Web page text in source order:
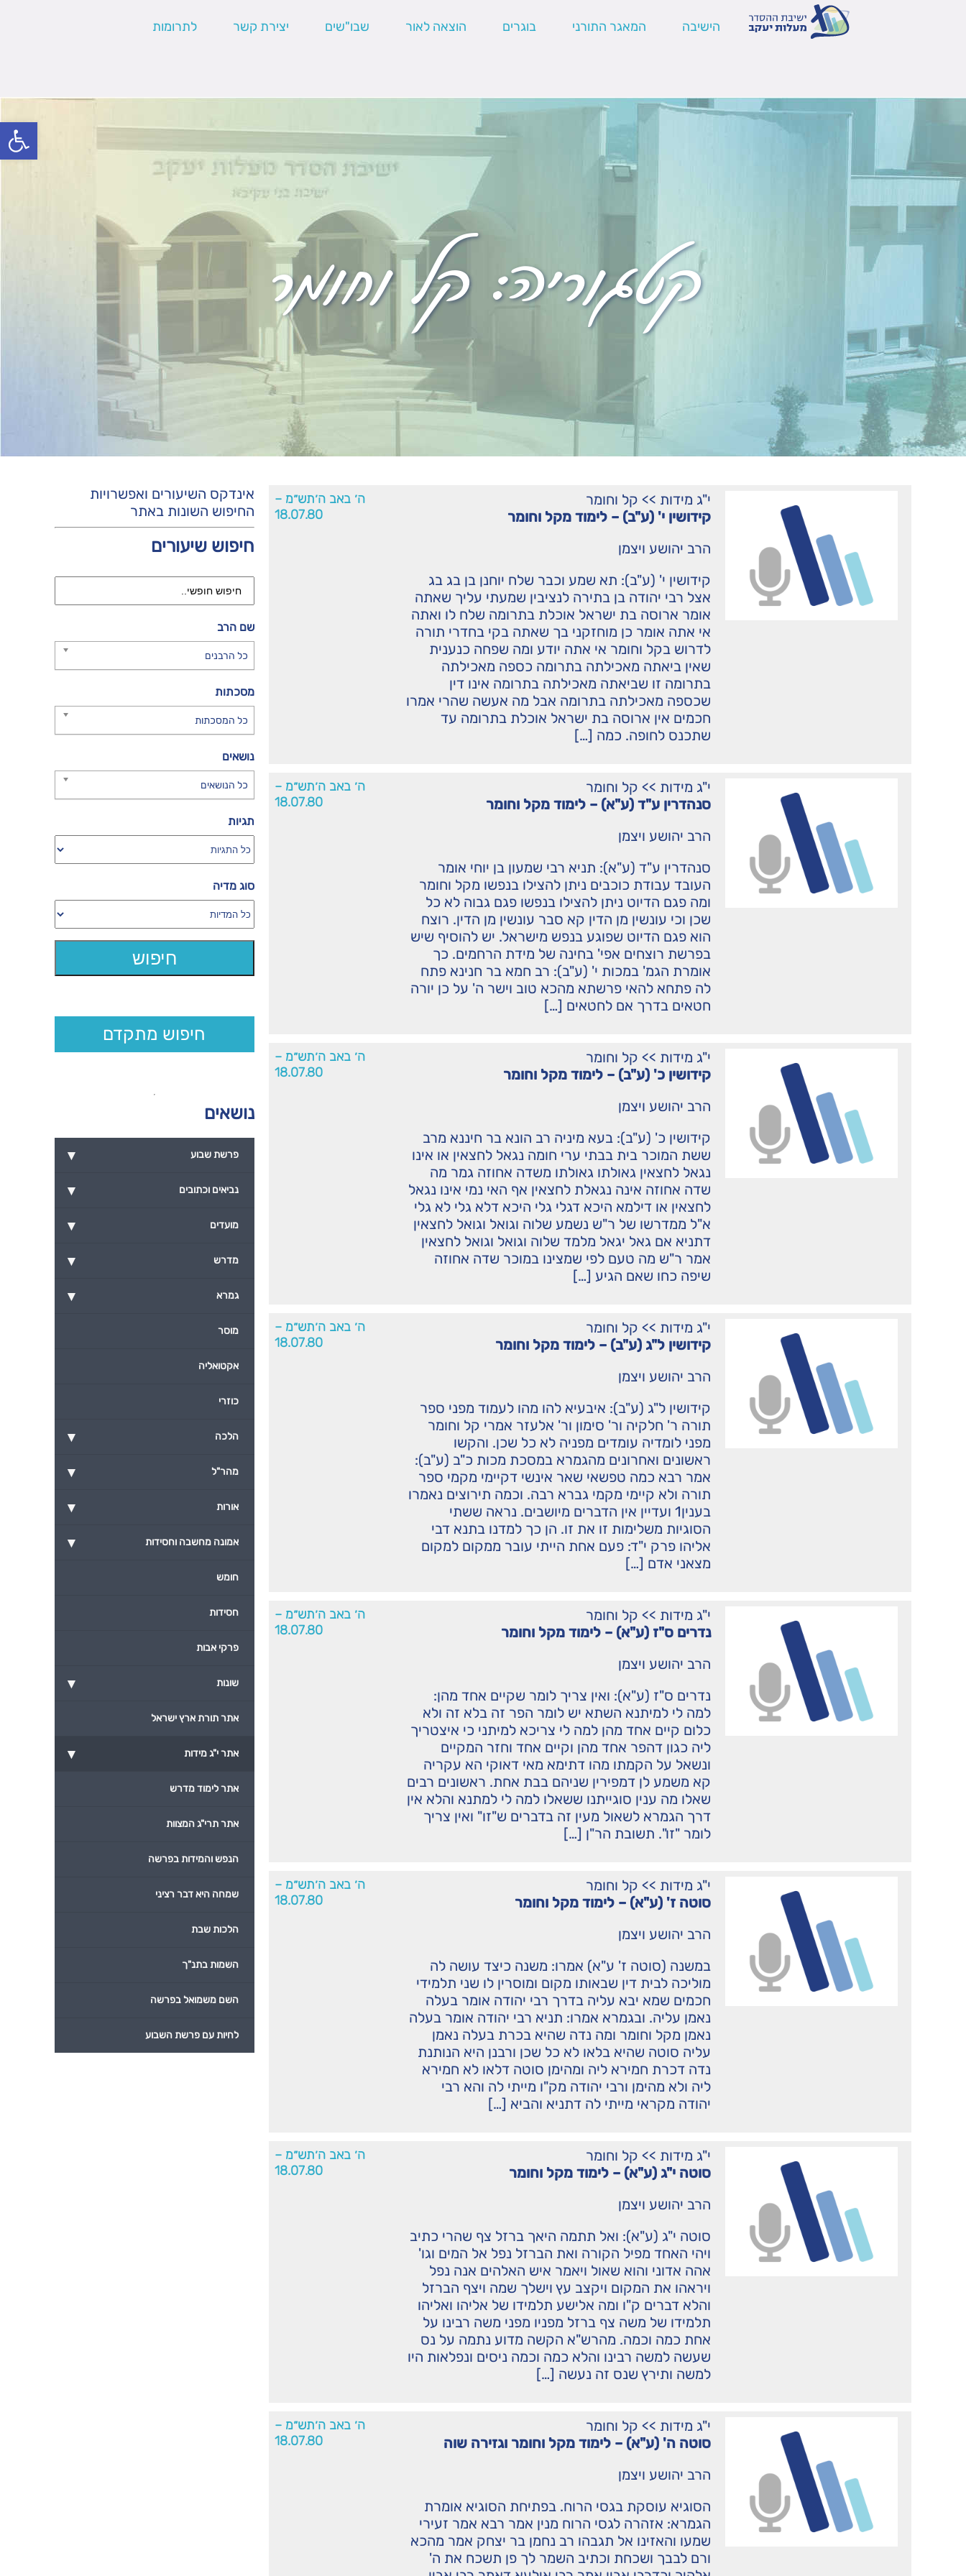
פתח
הישיבה המאגר התורני בוגרים הוצאה לאור שבו"שים יצירת קשר לתרומות
קטגוריה:קל וחומר
י"ג מידות >> קל וחומר
קידושין י' (ע"ב) – לימוד מקל וחומר
הרב יהושע ויצמן
קידושין י' (ע"ב): תא שמע וכבר שלח יוחנן בן בג בג
אצל רבי יהודה בן בתירה לנציבין שמעתי עליך שאתה
אומר ארוסה בת ישראל אוכלת בתרומה שלח לו ואתה
אי אתה אומר כן מוחזקני בך שאתה בקי בחדרי תורה
לדרוש בקל וחומר אי אתה יודע ומה שפחה כנענית
שאין ביאתה מאכילתה בתרומה כספה מאכילתה
בתרומה זו שביאתה מאכילתה בתרומה אינו דין
שכספה מאכילתה בתרומה אבל מה אעשה שהרי אמרו
חכמים אין ארוסה בת ישראל אוכלת בתרומה עד
שתכנס לחופה. כמה […]
ה׳ באב ה׳תש״מ –
18.07.80
י"ג מידות >> קל וחומר
סנהדרין ע"ד (ע"א) – לימוד מקל וחומר
הרב יהושע ויצמן
סנהדרין ע"ד (ע"א): תניא רבי שמעון בן יוחי אומר
העובד עבודת כוכבים ניתן להצילו בנפשו מקל וחומר
ומה פגם הדיוט ניתן להצילו בנפשו פגם גבוה לא כל
שכן וכי עונשין מן הדין קא סבר עונשין מן הדין. רוצח
הוא פגם הדיוט שפוגע בנפש מישראל. יש להוסיף שיש
בפרשת רוצחים אפי' בחינה של מידת הרחמים. כך
אומרת הגמ' במכות י' (ע"ב): רב חמא בר חנינא פתח
לה פתחא להאי פרשתא מהכא טוב וישר ה' על כן יורה
חטאים בדרך אם לחטאים […]
ה׳ באב ה׳תש״מ –
18.07.80
י"ג מידות >> קל וחומר
קידושין כ' (ע"ב) – לימוד מקל וחומר
הרב יהושע ויצמן
קידושין כ' (ע"ב): בעא מיניה רב הונא בר חיננא מרב
ששת המוכר בית בבתי ערי חומה נגאל לחצאין או אינו
נגאל לחצאין גאולתו גאולתו משדה אחוזה גמר מה
שדה אחוזה אינה נגאלת לחצאין אף האי נמי אינו נגאל
לחצאין או דילמא היכא דגלי גלי היכא דלא גלי לא גלי
א"ל ממדרשו של ר"ש נשמע שלוה וגואל וגואל לחצאין
דתניא אם גאל יגאל מלמד שלוה וגואל וגואל לחצאין
אמר ר"ש מה טעם לפי שמצינו במוכר שדה אחוזה
שיפה כחו שאם הגיע […]
ה׳ באב ה׳תש״מ –
18.07.80
י"ג מידות >> קל וחומר
קידושין ל"ג (ע"ב) – לימוד מקל וחומר
הרב יהושע ויצמן
קידושין ל"ג (ע"ב): איבעיא להו מהו לעמוד מפני ספר
תורה ר' חלקיה ור' סימון ור' אלעזר אמרי קל וחומר
מפני לומדיה עומדים מפניה לא כל שכן. והקשו
ראשונים ואחרונים מהגמרא במסכת מכות כ"ב (ע"ב):
אמר רבא כמה טפשאי שאר אינשי דקיימי מקמי ספר
תורה ולא קיימי מקמי גברא רבה. וכמה תירוצים נאמרו
בענין1 ועדיין אין הדברים מיושבים. נראה ששתי
הסוגיות משלימות זו את זו. הן כך למדנו בתנא דבי
אליהו פרק י"ד: פעם אחת הייתי עובר ממקום למקום
מצאני אדם […]
ה׳ באב ה׳תש״מ –
18.07.80
י"ג מידות >> קל וחומר
נדרים ס"ז (ע"א) – לימוד מקל וחומר
הרב יהושע ויצמן
נדרים ס"ז (ע"א): ואין צריך לומר שקיים אחד מהן:
למה לי למיתנא השתא יש לומר הפר זה בלא זה ולא
כלום קיים אחד מהן למה לי צריכא למיתני כי איצטריך
ליה כגון דהפר אחד מהן וקיים אחד וחזר המקיים
ונשאל על הקמתו מהו דתימא מאי דאוקי הא עקריה
קא משמע לן דמפירין שניהם בבת אחת. ראשונים רבים
שאלו מה ענין סוגייתנו ששאלו למה לי למתנא והלא אין
דרך הגמרא לשאול מעין זה בדברים ש"זו" ואין צריך
לומר "זו". תשובת הר"ן […]
ה׳ באב ה׳תש״מ –
18.07.80
י"ג מידות >> קל וחומר
סוטה ז' (ע"א) – לימוד מקל וחומר
הרב יהושע ויצמן
במשנה (סוטה ז' ע"א) אמרו: משנה כיצד עושה לה
מוליכה לבית דין שבאותו מקום ומוסרין לו שני תלמידי
חכמים שמא יבא עליה בדרך רבי יהודה אומר בעלה
נאמן עליה. ובגמרא אמרו: תניא רבי יהודה אומר בעלה
נאמן מקל וחומר ומה נדה שהיא בכרת בעלה נאמן
עליה סוטה שהיא בלאו לא כל שכן ורבנן היא הנותנת
נדה דכרת חמירא ליה ומהימן סוטה דלאו לא חמירא
ליה ולא מהימן ורבי יהודה מק"ו מייתי לה והא רבי
יהודה מקראי מייתי לה דתניא והביא […]
ה׳ באב ה׳תש״מ –
18.07.80
י"ג מידות >> קל וחומר
סוטה י"ג (ע"א) – לימוד מקל וחומר
הרב יהושע ויצמן
סוטה י"ג (ע"א): ואל תתמה היאך ברזל צף שהרי כתיב
ויהי האחד מפיל הקורה ואת הברזל נפל אל המים וגו'
אהה אדוני והוא שאול ויאמר איש האלהים אנה נפל
ויראהו את המקום ויקצב עץ וישלך שמה ויצף הברזל
והלא דברים ק"ו ומה אלישע תלמידו של אליהו ואליהו
תלמידו של משה צף ברזל מפניו מפני משה רבינו על
אחת כמה וכמה. מהרש"א הקשה מדוע נתמה על נס
שעשה למשה רבינו והלא כמה וכמה ניסים ונפלאות היו
למשה ותירץ שנס זה נעשה […]
ה׳ באב ה׳תש״מ –
18.07.80
י"ג מידות >> קל וחומר
סוטה ה' (ע"א) – לימוד מקל וחומר וגזירה שוה
הרב יהושע ויצמן
הסוגיא עוסקת בגסי הרוח. בפתיחת הסוגיא אומרת
הגמרא: אזהרה לגסי הרוח מנין אמר רבא אמר זעירי
שמעו והאזינו אל תגבהו רב נחמן בר יצחק אמר מהכא
ורם לבבך ושכחת וכתיב השמר לך פן תשכח את ה'
ה׳ באב ה׳תש״מ –
18.07.80
אינדקס השיעורים ואפשרויות
החיפוש השונות באתר
חיפוש שיעורים
שם הרב
כל הרבנים
מסכתות
כל המסכתות
נושאים
כל הנושאים
תגיות
סוג מדיה
חיפוש מתקדם
נושאים
▾ פרשת שבוע
▾ נביאים וכתובים
▾ מועדים
▾ מדרש
▾ גמרא
מוסר
אקטואליה
כוזרי
▾ הלכה
▾ מהר"ל
▾ אורות
▾ אמונה מחשבה וחסידות
חומש
חסידות
פרקי אבות
▾ שונות
אתר תורת ארץ ישראל
▾ אתר י"ג מידות
אתר לימוד מדרש
אתר תרי"ג המצוות
הנפש והמידות בפרשה
שמחה היא דבר רציני
הלכות שבת
השמות בתנ"ך
השם משמואל בפרשה
לחיות עם פרשת השבוע